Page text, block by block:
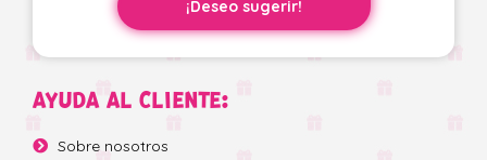
¡Deseo sugerir!
AYUDA AL CLIENTE:
Sobre nosotros